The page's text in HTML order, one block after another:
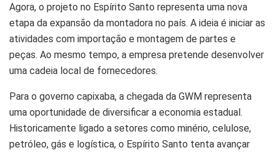
Agora, o projeto no Espírito Santo representa uma nova
etapa da expansão da montadora no país. A ideia é iniciar as
atividades com importação e montagem de partes e
peças. Ao mesmo tempo, a empresa pretende desenvolver
uma cadeia local de fornecedores.
Para o governo capixaba, a chegada da GWM representa
uma oportunidade de diversificar a economia estadual.
Historicamente ligado a setores como minério, celulose,
petróleo, gás e logística, o Espírito Santo tenta avançar